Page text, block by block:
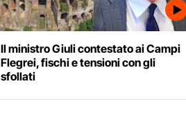
Il ministro Giuli contestato ai Campi
Flegrei, fischi e tensioni con gli
sfollati